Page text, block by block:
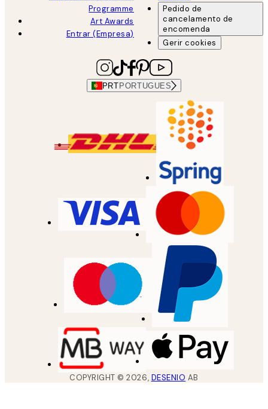
Programme
Art Awards
Entrar (Empresa)
Pedido de
cancelamento de
encomenda
Gerir cookies
PRT PORTUGUES
COPYRIGHT ©2026, DESENIO AB